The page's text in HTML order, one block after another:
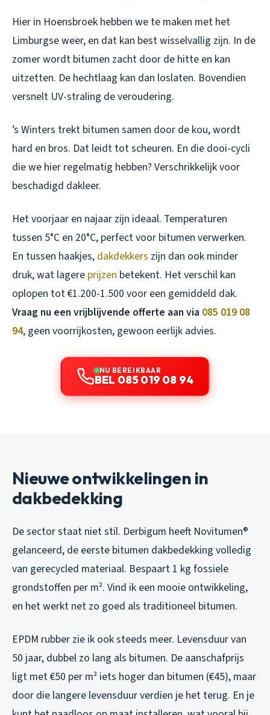
Hier in Hoensbroek hebben we te maken met het
Limburgse weer, en dat kan best wisselvallig zijn. In de
zomer wordt bitumen zacht door de hitte en kan
uitzetten. De hechtlaag kan dan loslaten. Bovendien
versnelt UV-straling de veroudering.
’s Winters trekt bitumen samen door de kou, wordt
hard en bros. Dat leidt tot scheuren. En die dooi-cycli
die we hier regelmatig hebben? Verschrikkelijk voor
beschadigd dakleer.
Het voorjaar en najaar zijn ideaal. Temperaturen
tussen 5°C en 20°C, perfect voor bitumen verwerken.
En tussen haakjes, dakdekkers zijn dan ook minder
druk, wat lagere prijzen betekent. Het verschil kan
oplopen tot €1.200-1.500 voor een gemiddeld dak.
Vraag nu een vrijblijvende offerte aan via 085 019 08
94, geen voorrijkosten, gewoon eerlijk advies.
NU BEREIKBAAR
BEL 085 019 08 94
Nieuwe ontwikkelingen in
dakbedekking
De sector staat niet stil. Derbigum heeft Novitumen®
gelanceerd, de eerste bitumen dakbedekking volledig
van gerecycled materiaal. Bespaart 1 kg fossiele
grondstoffen per m². Vind ik een mooie ontwikkeling,
en het werkt net zo goed als traditioneel bitumen.
EPDM rubber zie ik ook steeds meer. Levensduur van
50 jaar, dubbel zo lang als bitumen. De aanschafprijs
ligt met €50 per m² iets hoger dan bitumen (€45), maar
door die langere levensduur verdien je het terug. En je